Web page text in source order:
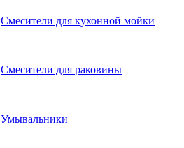
Смесители для кухонной мойки
Смесители для раковины
Умывальники